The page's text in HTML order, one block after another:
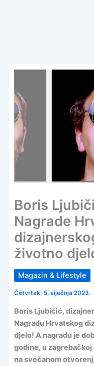
Boris
Nagrade
životno
Magazin & Lifestyle
Četvrtak, 5. siječnja 2023.
Boris Ljubičić,
Nagradu Hrvatskog
djelo! A nagradu je
godine, u zagrebačkoj
na svečanom